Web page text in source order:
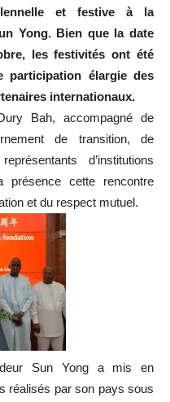
et festive à la
Yong. Bien que la date
les festivités ont été
participation élargie des
internationaux.
Bah, accompagné de
de transition, de
d’institutions
présence cette rencontre
et du respect mutuel.
Sun Yong a mis en
réalisés par son pays sous